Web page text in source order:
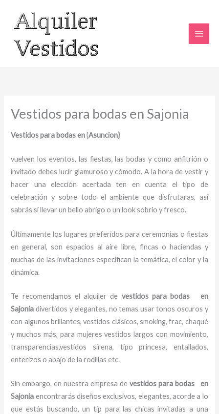
contenido
Vestidos para bodas en Sajonia
Vestidos para bodas en{Asuncion}
vuelven los eventos, las fiestas, las bodas y como anfitrión o
invitado debes lucir glamuroso y cómodo. A la hora de vestir y
hacer una elección acertada ten en cuenta el tipo de
celebración y sobre todo el ambiente que disfrutaras, así
sabrás si llevar un bello abrigo o un look sobrio y fresco.
Últimamente los lugares preferidos para ceremonias o fiestas
en general, son espacios al aire libre, fincas o haciendas y
muchas de las invitaciones especifican la temática, el color y la
dinámica.
Te recomendamos el alquiler de vestidos para bodas en
Sajoniadivertidos y elegantes, no temas usar tonos oscuros y
con algunos brillantes, vestidos clásicos, smoking, frac, chaqué
y muchos más, para mujeres vestidos largos con movimiento,
transparencias,vestidos sirena, tipo princesa, entallados,
enterizos o abajo de la rodillas etc.
Sin embargo, en nuestra empresa de vestidos para bodas en
Sajonia encontrarás diseños exclusivos, elegantes, acorde a lo
que estás buscando, un tip para las chicas invitadas a una